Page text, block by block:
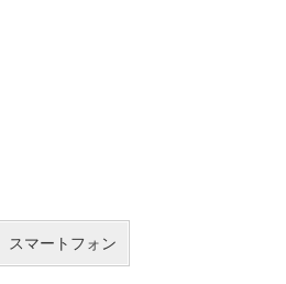
スマートフォン